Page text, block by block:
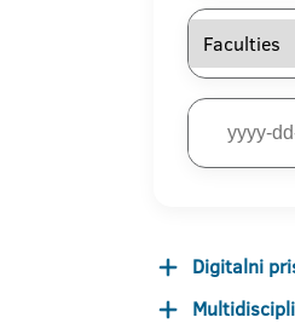
Digitalni